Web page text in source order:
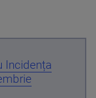
Incidența